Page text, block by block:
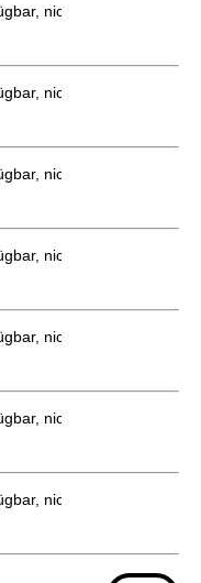
nicht bestellbar
nicht bestellbar
nicht bestellbar
nicht bestellbar
nicht bestellbar
nicht bestellbar
nicht bestellbar